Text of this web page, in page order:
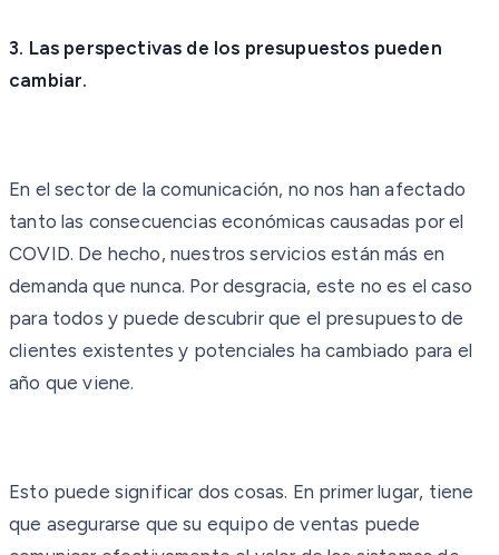
3. Las perspectivas de los presupuestos pueden
cambiar.
En el sector de la comunicación, no nos han afectado
tanto las consecuencias económicas causadas por el
COVID. De hecho, nuestros servicios están más en
demanda que nunca. Por desgracia, este no es el caso
para todos y puede descubrir que el presupuesto de
clientes existentes y potenciales ha cambiado para el
año que viene.
Esto puede significar dos cosas. En primer lugar, tiene
que asegurarse que su equipo de ventas puede